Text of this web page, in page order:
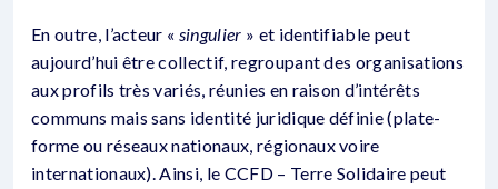
En outre, l’acteur « singulier » et identifiable peut
aujourd’hui être collectif, regroupant des organisations
aux profils très variés, réunies en raison d’intérêts
communs mais sans identité juridique définie (plate-
forme ou réseaux nationaux, régionaux voire
internationaux). Ainsi, le CCFD – Terre Solidaire peut